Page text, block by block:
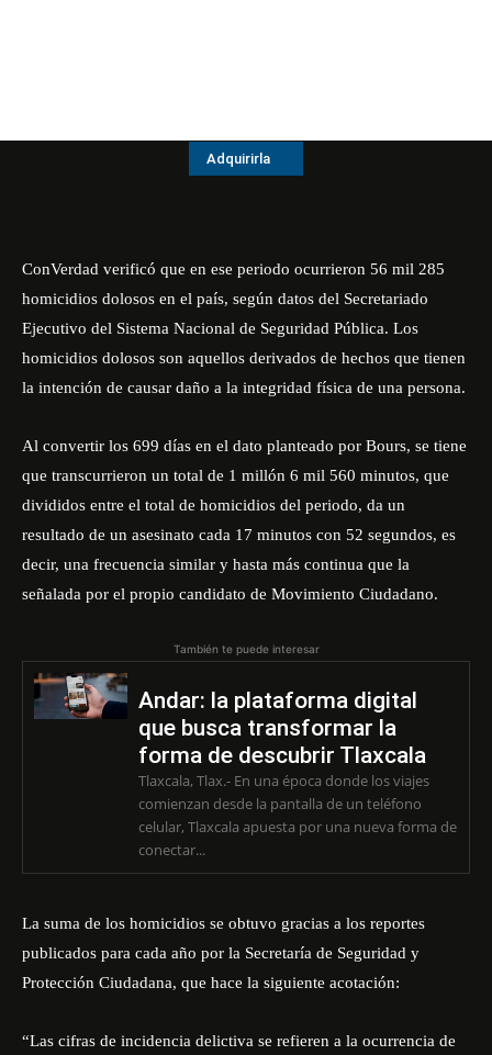
Adquirirla
ConVerdad verificó que en ese periodo ocurrieron 56 mil 285
homicidios dolosos en el país, según datos del Secretariado
Ejecutivo del Sistema Nacional de Seguridad Pública. Los
homicidios dolosos son aquellos derivados de hechos que tienen
la intención de causar daño a la integridad física de una persona.
Al convertir los 699 días en el dato planteado por Bours, se tiene
que transcurrieron un total de 1 millón 6 mil 560 minutos, que
divididos entre el total de homicidios del periodo, da un
resultado de un asesinato cada 17 minutos con 52 segundos, es
decir, una frecuencia similar y hasta más continua que la
señalada por el propio candidato de Movimiento Ciudadano.
También te puede interesar
Andar: la plataforma digital
que busca transformar la
forma de descubrir Tlaxcala
Tlaxcala, Tlax.- En una época donde los viajes
comienzan desde la pantalla de un teléfono
celular, Tlaxcala apuesta por una nueva forma de
conectar...
La suma de los homicidios se obtuvo gracias a los reportes
publicados para cada año por la Secretaría de Seguridad y
Protección Ciudadana, que hace la siguiente acotación:
“Las cifras de incidencia delictiva se refieren a la ocurrencia de